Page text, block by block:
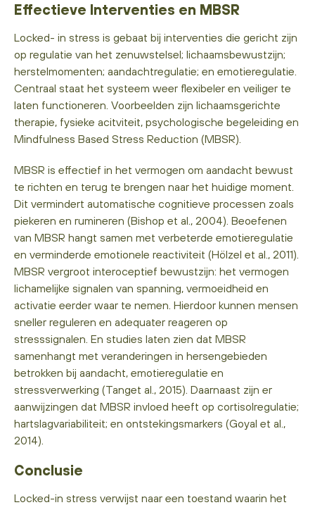
Effectieve Interventies en MBSR
Locked- in stress is gebaat bij interventies die gericht zijn
op regulatie van het zenuwstelsel; lichaamsbewustzijn;
herstelmomenten; aandachtregulatie; en emotieregulatie.
Centraal staat het systeem weer flexibeler en veiliger te
laten functioneren. Voorbeelden zijn lichaamsgerichte
therapie, fysieke acitviteit, psychologische begeleiding en
Mindfulness Based Stress Reduction (MBSR).
MBSR is effectief in het vermogen om aandacht bewust
te richten en terug te brengen naar het huidige moment.
Dit vermindert automatische cognitieve processen zoals
piekeren en rumineren (Bishop et al., 2004). Beoefenen
van MBSR hangt samen met verbeterde emotieregulatie
en verminderde emotionele reactiviteit (Hölzel et al., 2011).
MBSR vergroot interoceptief bewustzijn: het vermogen
lichamelijke signalen van spanning, vermoeidheid en
activatie eerder waar te nemen. Hierdoor kunnen mensen
sneller reguleren en adequater reageren op
stresssignalen. En studies laten zien dat MBSR
samenhangt met veranderingen in hersengebieden
betrokken bij aandacht, emotieregulatie en
stressverwerking (Tanget al., 2015). Daarnaast zijn er
aanwijzingen dat MBSR invloed heeft op cortisolregulatie;
hartslagvariabiliteit; en ontstekingsmarkers (Goyal et al.,
2014).
Conclusie
Locked-in stress verwijst naar een toestand waarin het